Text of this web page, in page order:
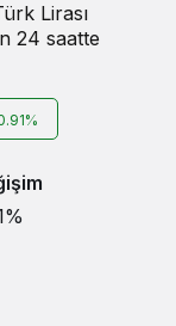
Lirası
24 saatte
%